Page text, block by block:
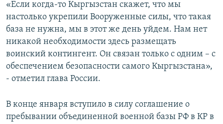
«Если когда-то Кыргызстан скажет, что мы
настолько укрепили Вооруженные силы, что такая
база не нужна, мы в этот же день уйдем. Нам нет
никакой необходимости здесь размещать
воинский контингент. Он связан только с одним – с
обеспечением безопасности самого Кыргызстана»,
- отметил глава России.
В конце января вступило в силу соглашение о
пребывании объединенной военной базы РФ в КР в